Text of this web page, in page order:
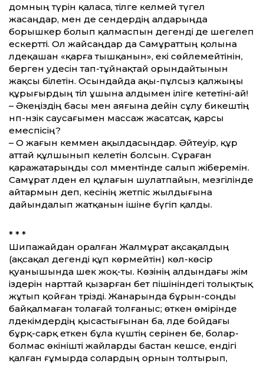
домның түрін қаласа, тілге келмей түгел
жасаңдар, мен де сендердің алдарыңда
борышкер болып қалмаспын дегенді де шегелеп
ескертті. Ол жайсаңдар да Самұраттың қолына
әлдеқашан «қарға тышқанын», екі сөйлемейтінін,
берген уәдесін тап-тұйнақтай орындайтынын
жақсы білетін. Осындайда ақы-пұлсыз қалжыңы
құрығырдың тіл ұшына алдымен іліге кететіні-ай!
– Әкеңіздің басы мен аяғына дейін сұлу бикештің
нәп-нәзік саусағымен массаж жасатсақ, қарсы
емеспісің?
– О жағын әкеммен ақылдасыңдар. Әйтеуір, құр
аттай құлшынып келетін болсын. Сұраған
қаражатарыңды сол мәментінде салып жіберемін.
Самұрат әлден ел құлағын шулатпайын, мезгілінде
айтармын деп, әкесінің жетпіс жылдығына
дайындалып жатқанын ішіне бүгіп қалды.
* * *
Шипажайдан оралған Жалмұрат ақсақалдың
(ақсақал дегенді құп көрмейтін) көл-көсір
қуанышында шек жоқ-ты. Көзінің алдындағы әжім
іздерін нарттай қызарған бет пішініндегі толықтық
жұтып қойған тәрізді. Жанарында бұрын-соңды
байқалмаған толағай толғаныс; өткен өмірінде
әлдекімдердің қысастығынан ба, әлде бойдағы
бұрқ-сарқ еткен бұла күштің әсерінен бе, болар-
болмас өкінішті жайларды бастан кешсе, ендігі
қалған ғұмырда солардың орнын толтырып,